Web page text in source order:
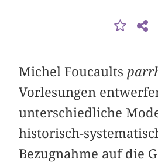
Michel Foucaults
Vorlesungen
unterschiedliche
historisch-
Bezugnahme auf die